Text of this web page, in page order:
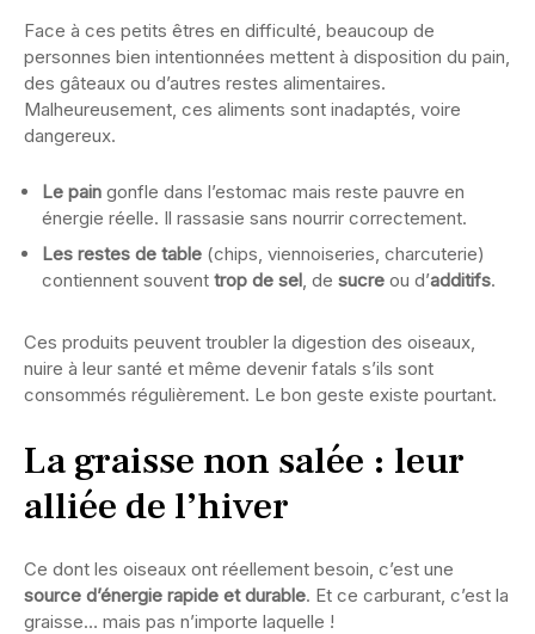
Face à ces petits êtres en difficulté, beaucoup de
personnes bien intentionnées mettent à disposition du pain,
des gâteaux ou d’autres restes alimentaires.
Malheureusement, ces aliments sont inadaptés, voire
dangereux.
Le pain gonfle dans l’estomac mais reste pauvre en
énergie réelle. Il rassasie sans nourrir correctement.
Les restes de table (chips, viennoiseries, charcuterie)
contiennent souvent trop de sel , de sucre ou d’additifs.
Ces produits peuvent troubler la digestion des oiseaux,
nuire à leur santé et même devenir fatals s’ils sont
consommés régulièrement. Le bon geste existe pourtant.
La graisse non salée : leur
alliée de l’hiver
Ce dont les oiseaux ont réellement besoin, c’est une
source d’énergie rapide et durable. Et ce carburant, c’est la
graisse… mais pas n’importe laquelle !